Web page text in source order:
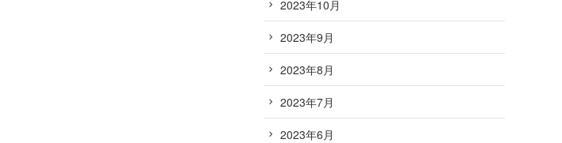
2023年10月
2023年9月
2023年8月
2023年7月
2023年6月